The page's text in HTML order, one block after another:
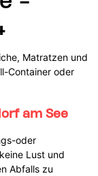
Matratzen und
Container oder
am See
oder
Lust und
Abfalls zu